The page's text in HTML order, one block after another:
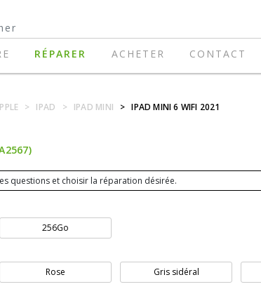
RÉPARER ACHETER CONTACT
> IPAD > IPAD MINI > IPAD MINI 6 WIFI 2021
questions et choisir la réparation désirée.
256Go
Rose Gris sidéral